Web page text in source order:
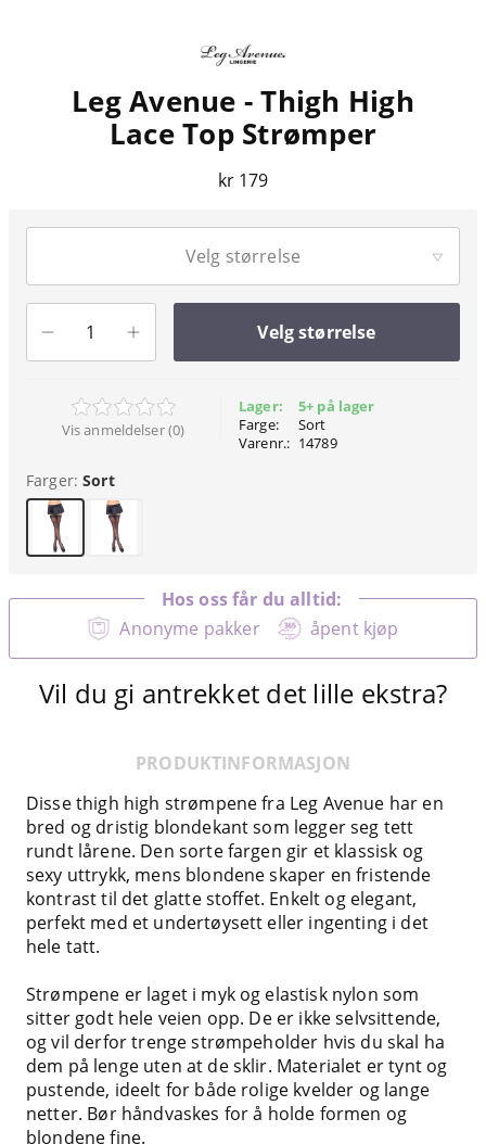
Leg Avenue - Thigh High
Lace Top Strømper
kr 179
Velg størrelse
Velg størrelse
Vis anmeldelser (0)
Lager:
Farge:
Varenr.:
5+ på lager
Sort
14789
Farger:Sort
Anonyme pakker åpent kjøp
Hos oss får du alltid:
Vil du gi antrekket det lille ekstra?
PRODUKTINFORMASJON
Disse thigh high strømpene fra Leg Avenue har en
bred og dristig blondekant som legger seg tett
rundt lårene. Den sorte fargen gir et klassisk og
sexy uttrykk, mens blondene skaper en fristende
kontrast til det glatte stoffet. Enkelt og elegant,
perfekt med et undertøysett eller ingenting i det
hele tatt.
Strømpene er laget i myk og elastisk nylon som
sitter godt hele veien opp. De er ikke selvsittende,
og vil derfor trenge strømpeholder hvis du skal ha
dem på lenge uten at de sklir. Materialet er tynt og
pustende, ideelt for både rolige kvelder og lange
netter. Bør håndvaskes for å holde formen og
blondene fine.